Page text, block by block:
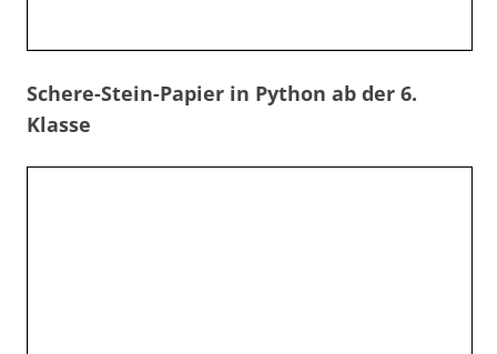
Schere-Stein-Papier in Python ab der 6.
Klasse